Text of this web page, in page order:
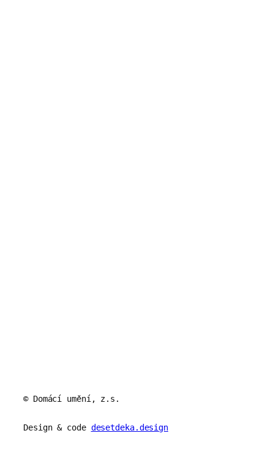
© Domácí umění, z.s.
Design & code desetdeka.design